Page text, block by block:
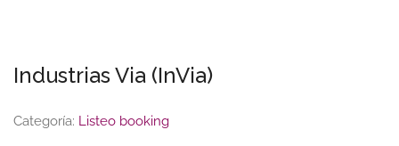
Industrias Via (InVia)
Categoría: Listeo booking